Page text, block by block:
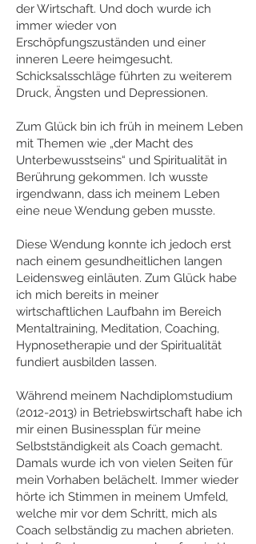
der Wirtschaft. Und doch wurde ich
immer wieder von
Erschöpfungszuständen und einer
inneren Leere heimgesucht.
Schicksalsschläge führten zu weiterem
Druck, Ängsten und Depressionen.
Zum Glück bin ich früh in meinem Leben
mit Themen wie „der Macht des
Unterbewusstseins“ und Spiritualität in
Berührung gekommen. Ich wusste
irgendwann, dass ich meinem Leben
eine neue Wendung geben musste.
Diese Wendung konnte ich jedoch erst
nach einem gesundheitlichen langen
Leidensweg einläuten. Zum Glück habe
ich mich bereits in meiner
wirtschaftlichen Laufbahn im Bereich
Mentaltraining, Meditation, Coaching,
Hypnosetherapie und der Spiritualität
fundiert ausbilden lassen.
Während meinem Nachdiplomstudium
(2012-2013) in Betriebswirtschaft habe ich
mir einen Businessplan für meine
Selbstständigkeit als Coach gemacht.
Damals wurde ich von vielen Seiten für
mein Vorhaben belächelt. Immer wieder
hörte ich Stimmen in meinem Umfeld,
welche mir vor dem Schritt, mich als
Coach selbständig zu machen abrieten.